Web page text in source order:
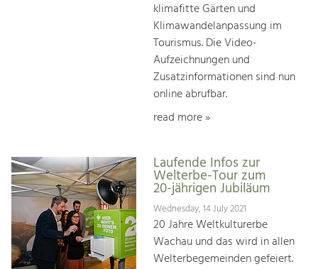
klimafitte Gärten und
Klimawandelanpassung im
Tourismus. Die Video-
Aufzeichnungen und
Zusatzinformationen sind nun
online abrufbar.
read more »
Laufende Infos zur
Welterbe-Tour zum
20-jährigen Jubiläum
Wednesday, 14 July 2021
20 Jahre Weltkulturerbe
Wachau und das wird in allen
Welterbegemeinden gefeiert.